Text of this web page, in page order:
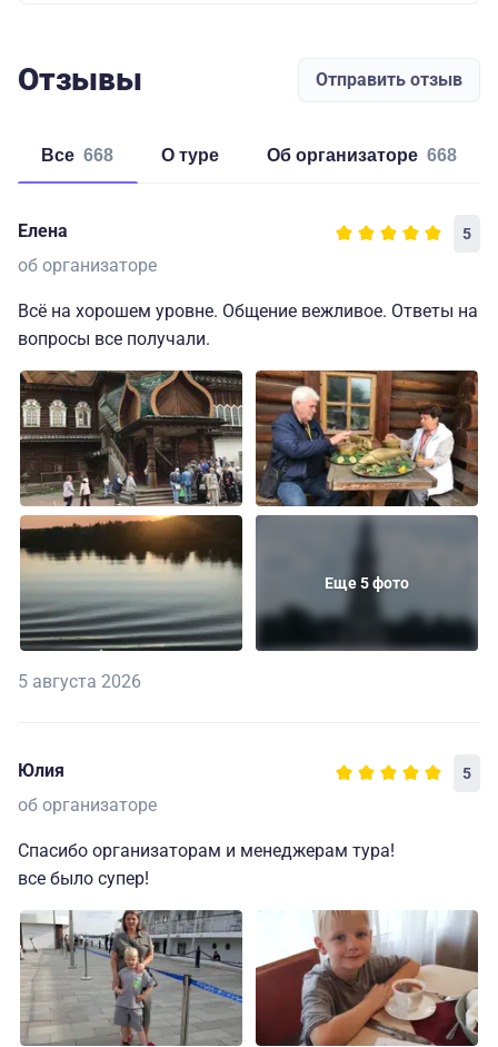
Отзывы Отправить отзыв
Все 668 о туре об организаторе 668
Елена 5
об организаторе
Всё на хорошем уровне. Общение вежливое. Ответы на
вопросы все получали.
Еще 5 фото
5 августа 2026
Юлия 5
об организаторе
Спасибо организаторам и менеджерам тура!
все было супер!